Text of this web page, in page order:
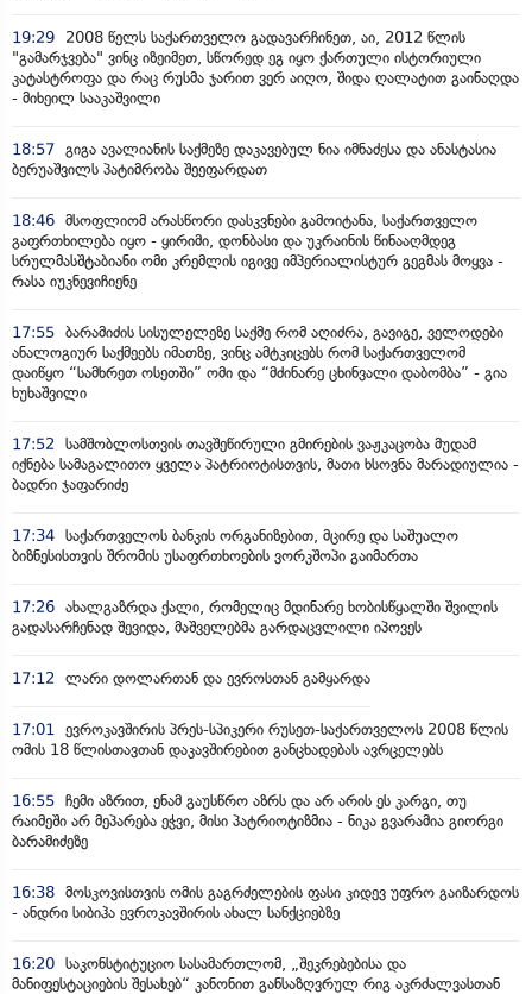
19:29
2008 წელს საქართველო გადავარჩინეთ, აი, 2012 წლის
"გამარჯვება" ვინც იზეიმეთ, სწორედ ეგ იყო ქართული ისტორიული
კატასტროფა და რაც რუსმა ჯარით ვერ აიღო, შიდა ღალატით გაინაღდა
- მიხეილ სააკაშვილი
18:57 გიგა ავალიანის საქმეზე დაკავებულ ნია იმნაძესა და ანასტასია
ბერუაშვილს პატიმრობა შეეფარდათ
18:46 მსოფლიომ არასწორი დასკვნები გამოიტანა, საქართველო
გაფრთხილება იყო - ყირიმი, დონბასი და უკრაინის წინააღმდეგ
სრულმასშტაბიანი ომი კრემლის იგივე იმპერიალისტურ გეგმას მოყვა -
რასა იუკნევიჩიენე
17:55 ბარამიძის სისულელეზე საქმე რომ აღიძრა, გავიგე, ველოდები
ანალოგიურ საქმეებს იმათზე, ვინც ამტკიცებს რომ საქართველომ
დაიწყო “სამხრეთ ოსეთში” ომი და “მძინარე ცხინვალი დაბომბა” - გია
ხუხაშვილი
17:52 სამშობლოსთვის თავშეწირული გმირების ვაჟკაცობა მუდამ
იქნება სამაგალითო ყველა პატრიოტისთვის, მათი ხსოვნა მარადიულია -
ბადრი ჯაფარიძე
17:34 საქართველოს ბანკის ორგანიზებით, მცირე და საშუალო
ბიზნესისთვის შრომის უსაფრთხოების ვორკშოპი გაიმართა
17:26 ახალგაზრდა ქალი, რომელიც მდინარე ხობისწყალში შვილის
გადასარჩენად შევიდა, მაშველებმა გარდაცვლილი იპოვეს
17:12 ლარი დოლართან და ევროსთან გამყარდა
17:01 ევროკავშირის პრეს-სპიკერი რუსეთ-საქართველოს 2008 წლის
ომის 18 წლისთავთან დაკავშირებით განცხადებას ავრცელებს
16:55 ჩემი აზრით, ენამ გაუსწრო აზრს და არ არის ეს კარგი, თუ
რაიმეში არ მეპარება ეჭვი, მისი პატრიოტიზმია - ნიკა გვარამია გიორგი
ბარამიძეზე
16:38 მოსკოვისთვის ომის გაგრძელების ფასი კიდევ უფრო გაიზარდოს
- ანდრი სიბიჰა ევროკავშირის ახალ სანქციებზე
16:20 საკონსტიტუციო სასამართლომ, „შეკრებებისა და
მანიფესტაციების შესახებ“ კანონით განსაზღვრულ რიგ აკრძალვასთან